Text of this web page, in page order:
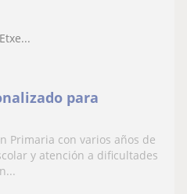
para
Primaria con varios años de
y atención a dificultades